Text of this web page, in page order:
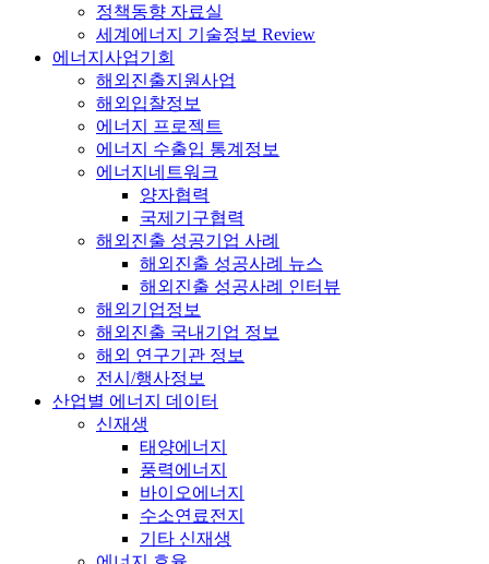
정책동향 자료실
세계에너지 기술정보 Review
에너지사업기회
해외진출지원사업
해외입찰정보
에너지 프로젝트
에너지 수출입 통계정보
에너지네트워크
양자협력
국제기구협력
해외진출 성공기업 사례
해외진출 성공사례 뉴스
해외진출 성공사례 인터뷰
해외기업정보
해외진출 국내기업 정보
해외 연구기관 정보
전시/행사정보
산업별 에너지 데이터
신재생
태양에너지
풍력에너지
바이오에너지
수소연료전지
기타 신재생